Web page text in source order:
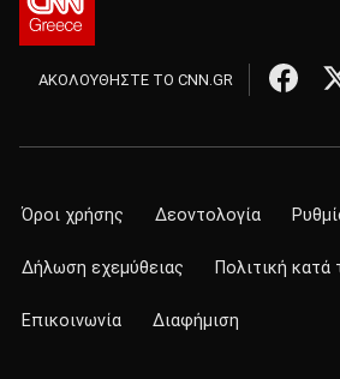
ΑΚΟΛΟΥΘΗΣΤΕ ΤΟ CNN.GR
Όροι χρήσης Δεοντολογία
Δήλωση εχεμύθειας Πολιτική
Επικοινωνία Διαφήμιση